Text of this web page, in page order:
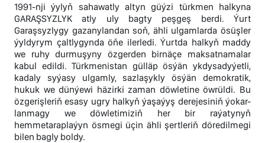
1991-nji ýylyň sahawatly altyn güýzi türkmen halkyna
GARAŞSYZLYK atly uly bagty peşgeş berdi. Ýurt
Garaşsyzlygy gazanylandan soň, ähli ulgamlarda ösüşler
ýyldyrym çaltlygynda öňe ilerledi. Ýurtda halkyň maddy
we ruhy durmuşyny özgerden birnäçe maksatnamalar
kabul edildi. Türkmenistan gülläp ösýän ykdysadyýetli,
kadaly syýasy ulgamly, sazlaşykly ösýän demokratik,
hukuk we dünýewi häzirki zaman döwletine öwrüldi. Bu
özgerişleriň esasy ugry halkyň ýaşaýyş derejesiniň ýokar-
lanmagy we döwletimiziň her bir raýatynyň
hemmetaraplaýyn ösmegi üçin ähli şertleriň döredilmegi
bilen bagly boldy.